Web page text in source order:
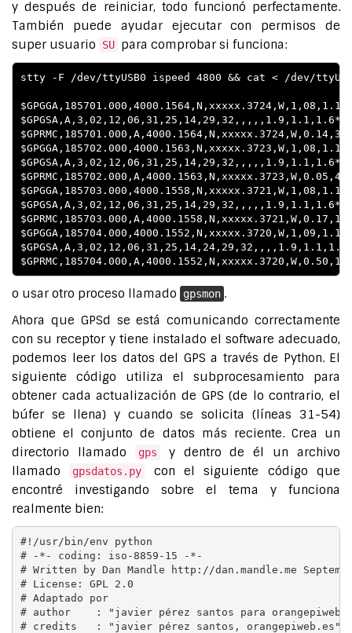
y después de reiniciar, todo funcionó perfectamente.
También puede ayudar ejecutar con permisos de
super usuario
SU para comprobar si funciona:
stty -F /dev/ttyUSB0 ispeed 4800 && cat < /dev/
o usar otro proceso llamado gpsmon .
Ahora que GPSd se está comunicando correctamente
con su receptor y tiene instalado el software adecuado,
podemos leer los datos del GPS a través de Python. El
siguiente código utiliza el subprocesamiento para
obtener cada actualización de GPS (de lo contrario, el
búfer se llena) y cuando se solicita (líneas 31-54)
obtiene el conjunto de datos más reciente. Crea un
directorio llamado
gps
y dentro de él un archivo
llamado
gpsdatos.py
con el siguiente código que
encontré investigando sobre el tema y funciona
realmente bien:
#!/usr/bin/env python
# -*- coding: iso-8859-15 -*-
# Written by Dan Mandle http://dan.mandle.me
# License: GPL 2.0
# Adaptado por
# author    : "javier pérez santos para
# credits   : "javier pérez santos, orangepiweb.es"